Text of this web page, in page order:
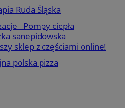
Ruda Śląska
- Pompy ciepła
sanepidowska
sklep z częściami online!
polska pizza